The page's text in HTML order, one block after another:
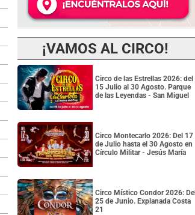
¡VAMOS AL CIRCO!
Circo de las Estrellas 2026: del
15 Julio al 30 Agosto. Parque
de las Leyendas - San Miguel
Circo Montecarlo 2026: Del 17
de Julio hasta el 30 Agosto en
Círculo Militar - Jesús María
Circo Místico Condor 2026: Del
25 de Junio. Explanada Costa
21